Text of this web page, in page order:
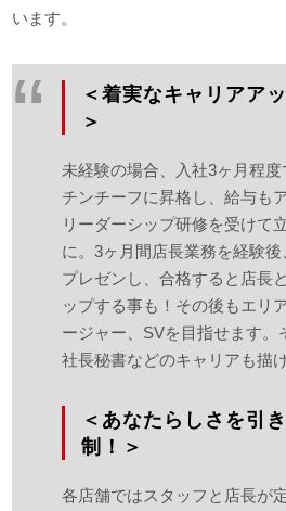
います。
＜着実なキャリアア
＞
未経験の場合、入社3ヶ月程
チンチーフに昇格し、給与も
リーダーシップ研修を受けて
に。3ヶ月間店長業務を経験
プレゼンし、合格すると店長
ップする事も！その後もエリ
ージャー、SVを目指せます。
社長秘書などのキャリアも描け
＜あなたらしさを引
制！＞
各店舗ではスタッフと店長が